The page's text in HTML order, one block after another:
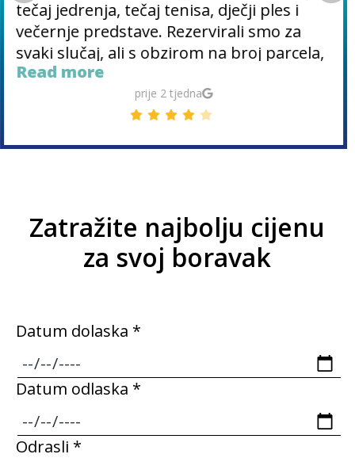
tečaj jedrenja, tečaj tenisa, dječji ples i
večernje predstave. Rezervirali smo za
svaki slučaj, ali s obzirom na broj parcela,
mislim da se može lako pronaći mjesto i
bez rezervacije. Sredinom kolovoza.
Prelijepa plaža s borovima i područjima u
Read more
prije 2 tjedna
Zatražite najbolju cijenu
za svoj boravak
Datum dolaska *
Datum odlaska *
Odrasli *